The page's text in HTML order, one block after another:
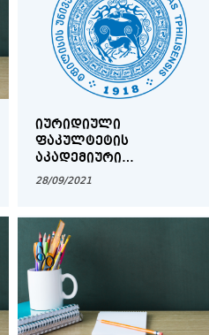
ᲘᲣᲠᲘᲓᲘᲣᲚᲘ
ᲤᲐᲙᲣᲚᲢᲔᲢᲘᲡ
ᲐᲙᲐᲓᲔᲛᲘᲣᲠᲘ
ᲞᲔᲠᲡᲝᲜᲐᲚᲘᲡ
28/09/2021